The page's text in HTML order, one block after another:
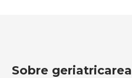
Sobre geriatricarea